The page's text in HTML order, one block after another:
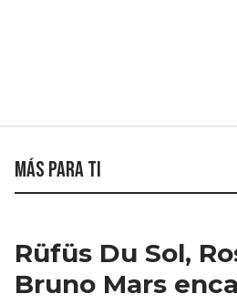
Más para ti
Rüfüs Du Sol,
Bruno Mars